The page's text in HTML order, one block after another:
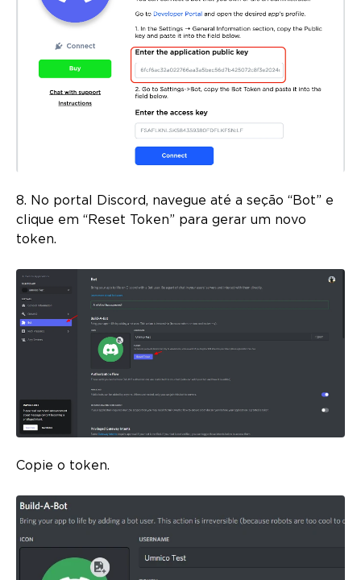
8. No portal Discord, navegue até a seção “Bot” e
clique em “Reset Token” para gerar um novo
token.
Copie o token.